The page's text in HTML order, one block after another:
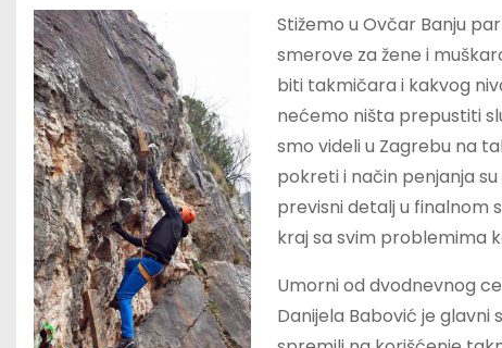
Stižemo u Ovčar Banju
smerove za žene i
biti takmičara i kakvog
nećemo ništa prepustiti
smo videli u Zagrebu na
pokreti i način penjanja
previsni detalj u finalnom
kraj sa svim problemima
Umorni od dvodnevnog
Danijela Babović je